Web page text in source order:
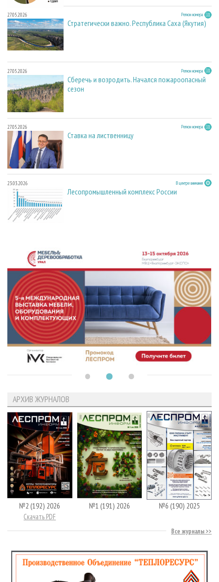
27.05.2026 Регион номера
Стратегически важно. Республика Саха (Якутия)
27.05.2026 Регион номера
Сберечь и возродить. Начался пожароопасный
сезон
27.05.2026 Регион номера
Ставка на лиственницу
23.03.2026 В центре внимания
Лесопромышленный комплекс России
АРХИВ ЖУРНАЛОВ
№2 (192) 2026
Скачать PDF
№1 (191) 2026 №6 (190) 2025
Все журналы